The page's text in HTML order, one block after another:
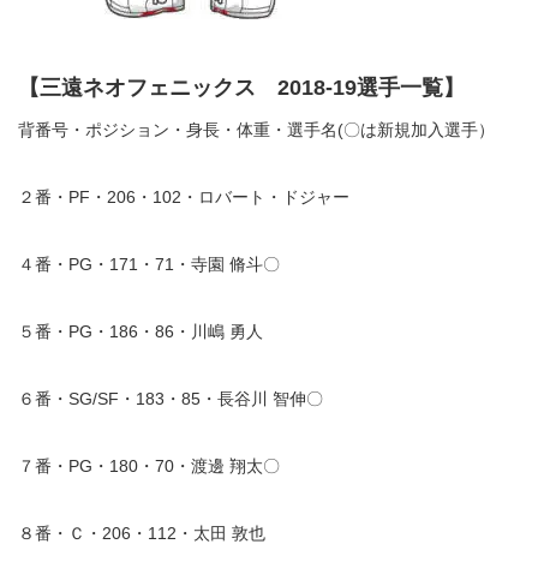
【三遠ネオフェニックス 2018-19選手一覧】
背番号・ポジション・身長・体重・選手名(〇は新規加入選手）
２番・PF・206・102・ロバート・ドジャー
４番・PG・171・71・寺園 脩斗〇
５番・PG・186・86・川嶋 勇人
６番・SG/SF・183・85・長谷川 智伸〇
７番・PG・180・70・渡邊 翔太〇
８番・Ｃ・206・112・太田 敦也